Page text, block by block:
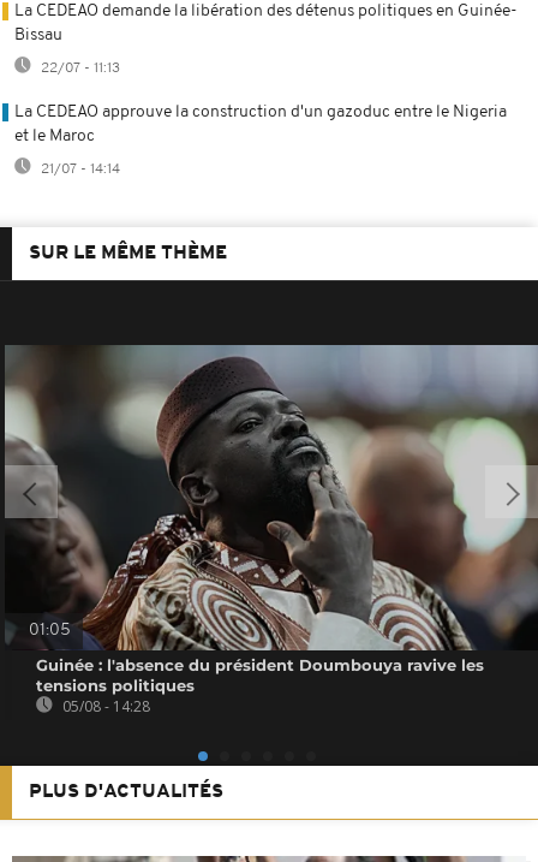
La CEDEAO demande la libération des détenus politiques en Guinée-
Bissau
22/07 - 11:13
La CEDEAO approuve la construction d'un gazoduc entre le Nigeria
et le Maroc
21/07 - 14:14
SUR LE MÊME THÈME
01:05
Guinée : l'absence du président Doumbouya ravive les
tensions politiques
05/08 - 14:28
PLUS D'ACTUALITÉS